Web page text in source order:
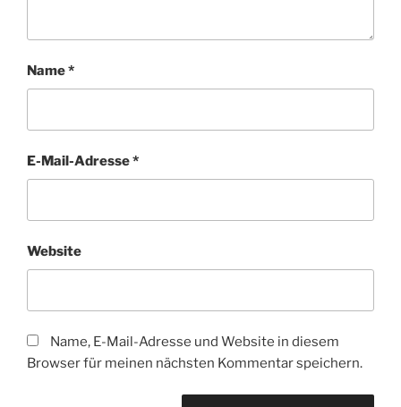
Name*
E-Mail-Adresse*
Website
Name, E-Mail-Adresse und Website in diesem
Browser für meinen nächsten Kommentar speichern.